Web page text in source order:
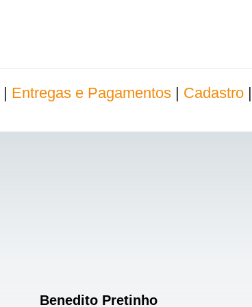
Entregas e Pagamentos Cadastro
Benedito Pretinho